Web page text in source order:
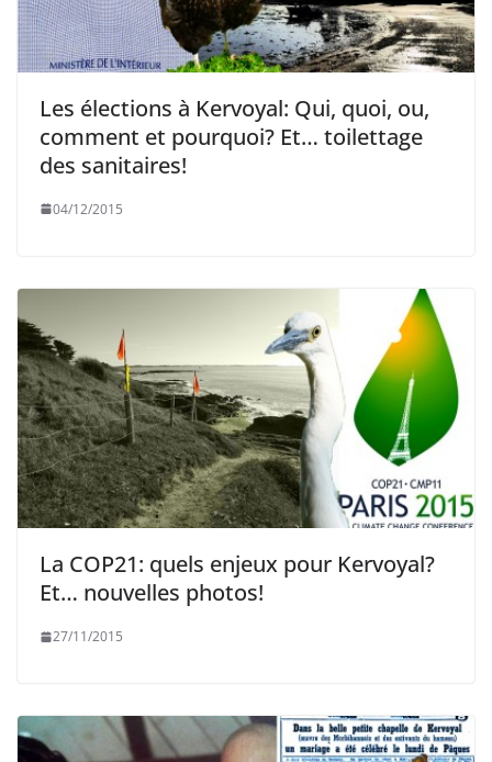
Les élections à Kervoyal: Qui, quoi, ou,
comment et pourquoi? Et… toilettage
des sanitaires!
04/12/2015
La COP21: quels enjeux pour Kervoyal?
Et… nouvelles photos!
27/11/2015